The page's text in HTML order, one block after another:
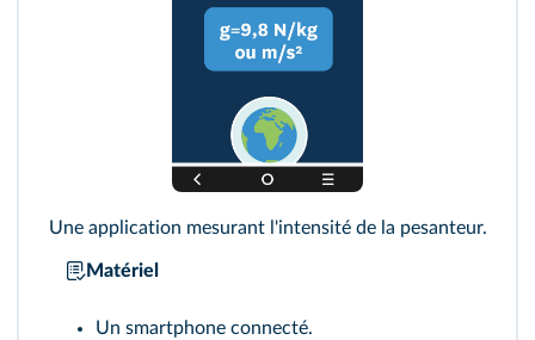
Une application mesurant l'intensité de la pesanteur.
Matériel
Un smartphone connecté.